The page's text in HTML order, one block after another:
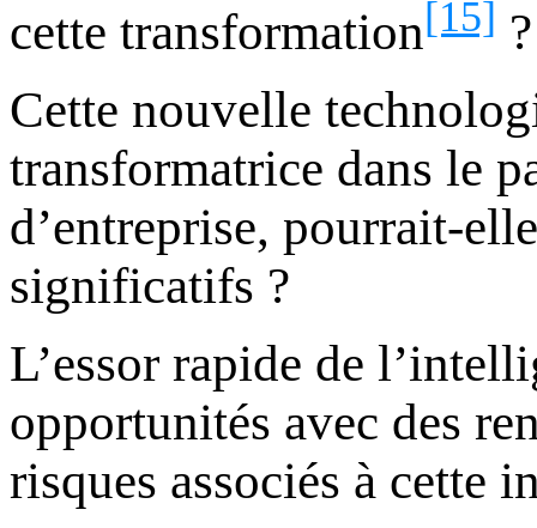
cette transformation[15] ?
Cette nouvelle
transformatrice dans le
d’entreprise, pourrait-
significatifs ?
L’essor rapide de
opportunités avec des
risques associés à cette